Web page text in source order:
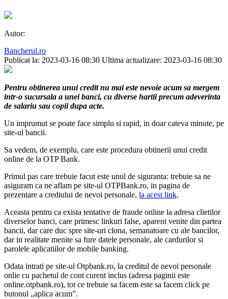
Autor:
Bancherul.ro
Publicat la: 2023-03-16 08:30 Ultima actualizare: 2023-03-16 08:30
Pentru obtinerea unui credit nu mai este nevoie acum sa mergem
intr-o sucursala a unei banci, cu diverse hartii precum adeverinta
de salariu sau copii dupa acte.
Un imprumut se poate face simplu si rapid, in doar cateva minute, pe
site-ul bancii.
Sa vedem, de exemplu, care este procedura obtinerii unui credit
online de la OTP Bank.
Primul pas care trebuie facut este unul de siguranta: trebuie sa ne
asiguram ca ne aflam pe site-ul OTPBank.ro, in pagina de
prezentare a crediului de nevoi personale, la acest link.
Aceasta pentru ca exista tentative de fraude online la adresa clietilor
diverselor banci, care primesc linkuri false, aparent venite din partea
bancii, dar care duc spre site-uri clona, semanatoare cu ale bancilor,
dar in realitate menite sa fure datele personale, ale cardurilor si
parolele aplicatiilor de mobile banking.
Odata intrati pe site-ul Otpbank.ro, la creditul de nevoi personale
onlie cu pachetul de cont curent inclus (adresa paginii este
online.otpbank.ro), tot ce trebuie sa facem este sa facem click pe
butonul „aplica acum”.